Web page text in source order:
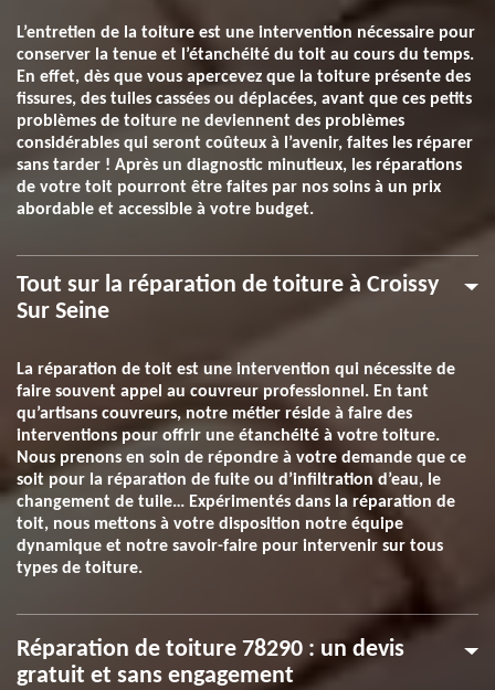
L’entretien de la toiture est une intervention nécessaire pour
conserver la tenue et l’étanchéité du toit au cours du temps.
En effet, dès que vous apercevez que la toiture présente des
fissures, des tuiles cassées ou déplacées, avant que ces petits
problèmes de toiture ne deviennent des problèmes
considérables qui seront coûteux à l’avenir, faites les réparer
sans tarder ! Après un diagnostic minutieux, les réparations
de votre toit pourront être faites par nos soins à un prix
abordable et accessible à votre budget.
Tout sur la réparation de toiture à Croissy
Sur Seine
La réparation de toit est une intervention qui nécessite de
faire souvent appel au couvreur professionnel. En tant
qu’artisans couvreurs, notre métier réside à faire des
interventions pour offrir une étanchéité à votre toiture.
Nous prenons en soin de répondre à votre demande que ce
soit pour la réparation de fuite ou d’infiltration d’eau, le
changement de tuile… Expérimentés dans la réparation de
toit, nous mettons à votre disposition notre équipe
dynamique et notre savoir-faire pour intervenir sur tous
types de toiture.
Réparation de toiture 78290 : un devis
gratuit et sans engagement